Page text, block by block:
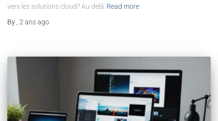
vers les solutions cloud? Au-delà Read more
By 2 ansago